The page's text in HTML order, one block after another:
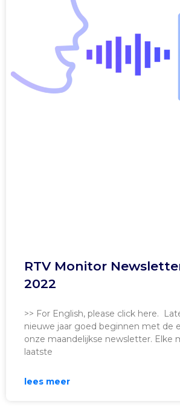
RTV Monitor
2022
>> For English, please click here.
nieuwe jaar goed beginnen met de
onze maandelijkse newsletter. Elke
laatste
lees meer